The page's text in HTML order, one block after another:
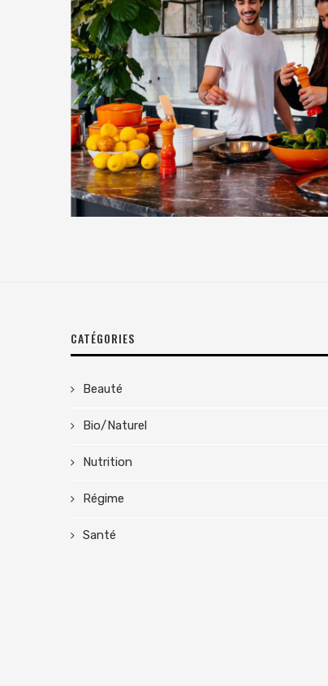
CATÉGORIES
Beauté
Bio/Naturel
Nutrition
Régime
Santé